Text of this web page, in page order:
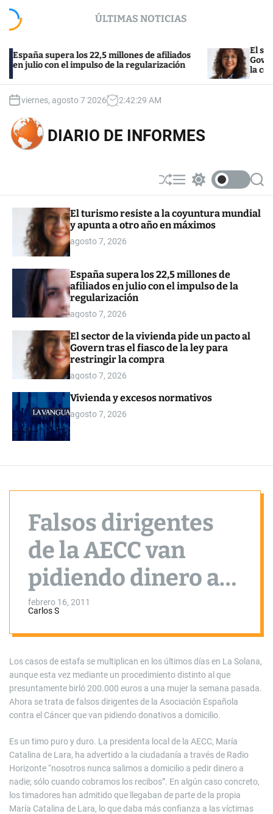
c
ÚLTIMAS NOTICIAS
supera los 22,5 millones de afiliados
con el impulso de la regularización
El sector de
Govern tras
la compra
viernes, agosto 7 2026 2:42:30 AM
DIARIO DE INFORMES
S
h
ff
l
M
e
u
w
t
c
o
r
S
e
r
El turismo resiste a la coyuntura mundial
y apunta a otro año en máximos
agosto 7, 2026
España supera los 22,5 millones de
afiliados en julio con el impulso de la
regularización
agosto 7, 2026
El sector de la vivienda pide un pacto al
Govern tras el fiasco de la ley para
restringir la compra
agosto 7, 2026
Vivienda y excesos normativos
agosto 7, 2026
Falsos dirigentes
de la AECC van
pidiendo dinero a
domicilio. La
presidenta local
advierte del timo
febrero 16, 2011
Carlos S
Los casos de estafa se multiplican en los últimos días en La Solana,
aunque esta vez mediante un procedimiento distinto al que
presuntamente birló 200.000 euros a una mujer la semana pasada.
Ahora se trata de falsos dirigentes de la Asociación Española
contra el Cáncer que van pidiendo donativos a domicilio.
Es un timo puro y duro. La presidenta local de la AECC, María
Catalina de Lara, ha advertido a la ciudadanía a través de Radio
Horizonte “nosotros nunca salimos a domicilio a pedir dinero a
nadie; sólo cuando cobramos los recibos”. En algún caso concreto,
los timadores han admitido que llegaban de parte de la propia
María Catalina de Lara, lo que daba más confianza a las víctimas